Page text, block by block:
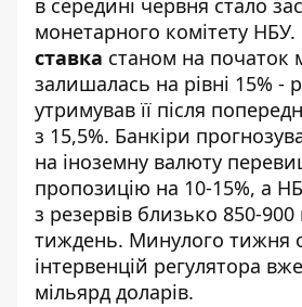
в середині червня стало
монетарного комітету НБУ.
ставка станом на початок
залишалась на рівні 15% -
утримував її після
з 15,5%. Банкіри
на іноземну валюту
пропозицію на 10-15%, а
з резервів близько 850-
тиждень. Минулого тижня
інтервенцій регулятора
мільярд доларів.